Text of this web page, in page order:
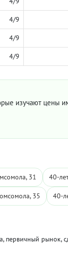
4/9
4/9
4/9
изучают цены
31 40-
35 40-
первичный рынок,